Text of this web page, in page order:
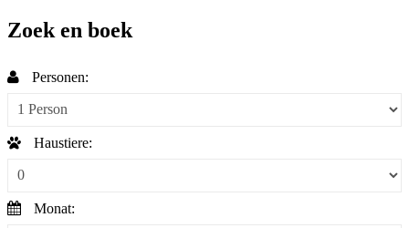
Zoek en boek
Personen:
Haustiere:
Monat: